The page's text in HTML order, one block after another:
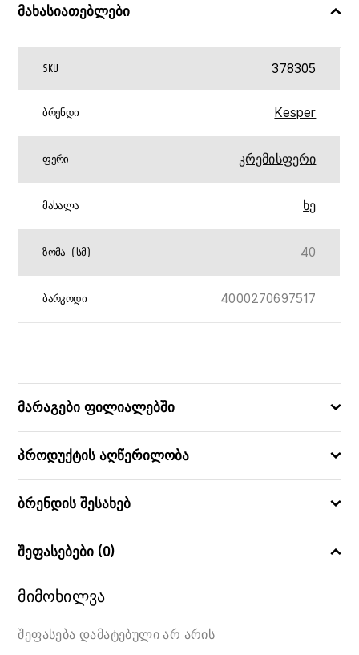
მახასიათებლები
SKU 378305
ᲑᲠᲔᲜᲓᲘ Kesper
ᲤᲔᲠᲘ კრემისფერი
ᲛᲐᲡᲐᲚᲐ ხე
ᲖᲝᲛᲐ (ᲡᲛ) 40
ᲑᲐᲠᲙᲝᲓᲘ 4000270697517
მარაგები ფილიალებში
პროდუქტის აღწერილობა
ბრენდის შესახებ
შეფასებები (0)
მიმოხილვა
შეფასება დამატებული არ არის